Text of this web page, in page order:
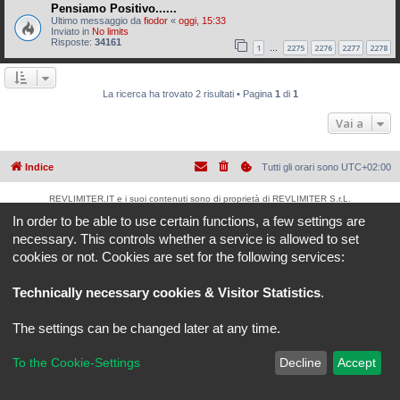
Pensiamo Positivo......
Ultimo messaggio da fiodor « oggi, 15:33
Inviato in No limits
Risposte: 34161 1 … 2275 2276 2277 2278
La ricerca ha trovato 2 risultati • Pagina 1 di 1
Vai a
Indice Tutti gli orari sono UTC+02:00
REVLIMITER.IT e i suoi contenuti sono di proprietà di REVLIMITER S.r.L.
I marchi MV AGUSTA®, CAGIVA®, MOTORCYCLE ART®, BRUTALE®, F4® e tutti i diritti
derivati sono di esclusiva titolarità di MV AGUSTA MOTOR SPA
REVLIMITER S.r.L. - P.I. 01334840525
Creato daphpBB® Forum Software © phpBB Limited
phpBB SiteMaker
In order to be able to use certain functions, a few settings are
necessary. This controls whether a service is allowed to set
cookies or not. Cookies are set for the following services:
Technically necessary cookies & Visitor Statistics.
The settings can be changed later at any time.
To the Cookie-Settings Decline Accept